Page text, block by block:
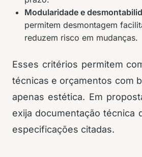
Modularidade e
permitem desmontagem
reduzem risco em mudanças.
Esses critérios permitem
técnicas e orçamentos com
apenas estética. Em
exija documentação técnica
especificações citadas.